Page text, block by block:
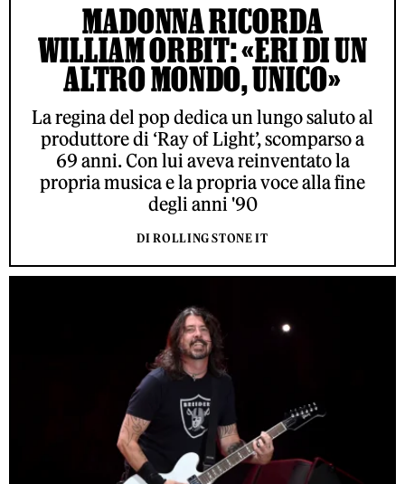
MADONNA RICORDA
WILLIAM ORBIT: «ERI DI UN
ALTRO MONDO, UNICO»
La regina del pop dedica un lungo saluto al
produttore di ‘Ray of Light’, scomparso a
69 anni. Con lui aveva reinventato la
propria musica e la propria voce alla fine
degli anni '90
DI ROLLING STONE IT